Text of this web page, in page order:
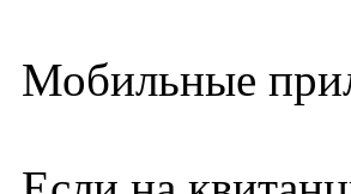
Мобильные